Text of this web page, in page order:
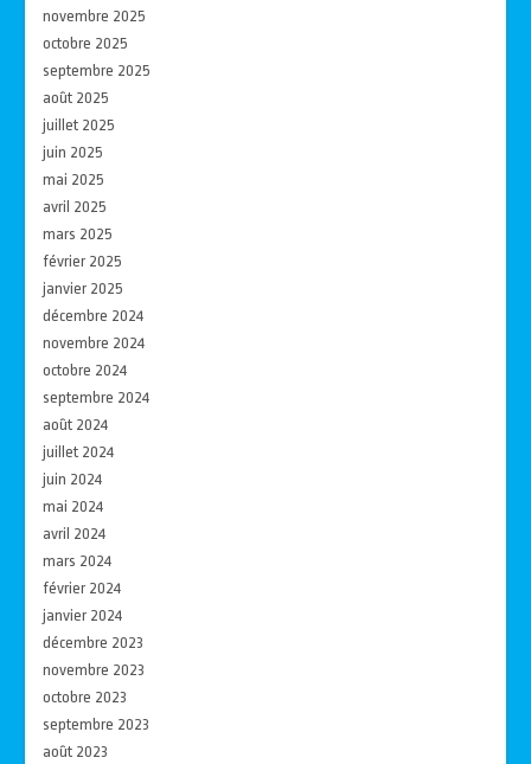
novembre 2025
octobre 2025
septembre 2025
août 2025
juillet 2025
juin 2025
mai 2025
avril 2025
mars 2025
février 2025
janvier 2025
décembre 2024
novembre 2024
octobre 2024
septembre 2024
août 2024
juillet 2024
juin 2024
mai 2024
avril 2024
mars 2024
février 2024
janvier 2024
décembre 2023
novembre 2023
octobre 2023
septembre 2023
août 2023